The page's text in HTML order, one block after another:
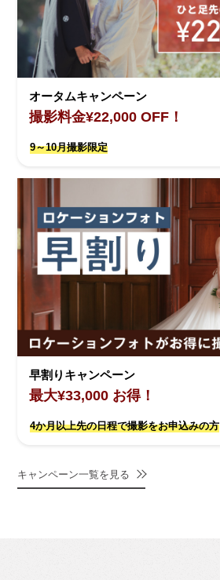
オータムキャンペーン
撮影料金¥22,000 OFF！
9～10月撮影限定
早割りキャンペーン
最大¥33,000 お得！
4か月以上先の日程で撮影をお申込みの方
キャンペーン一覧を見る